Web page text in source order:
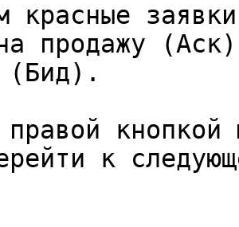
красные
продажу
(Бид).
правой
к